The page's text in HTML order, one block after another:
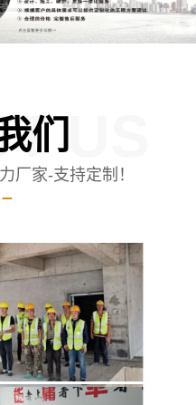
们US
厂家-支持定制！